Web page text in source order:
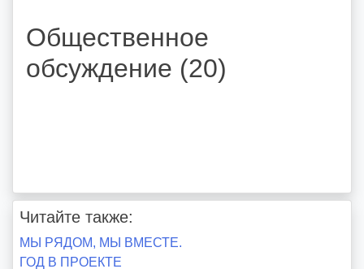
Общественное
обсуждение (20)
Читайте также:
Навигация
МЫ РЯДОМ, МЫ ВМЕСТЕ.
ГОД В ПРОЕКТЕ